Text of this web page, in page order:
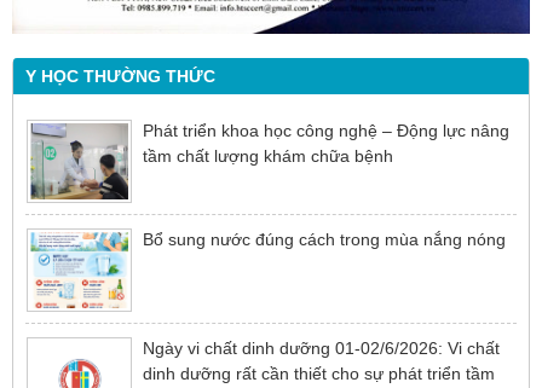
Y HỌC THƯỜNG THỨC
Phát triển khoa học công nghệ – Động lực nâng
tầm chất lượng khám chữa bệnh
Bổ sung nước đúng cách trong mùa nắng nóng
Ngày vi chất dinh dưỡng 01-02/6/2026: Vi chất
dinh dưỡng rất cần thiết cho sự phát triển tầm